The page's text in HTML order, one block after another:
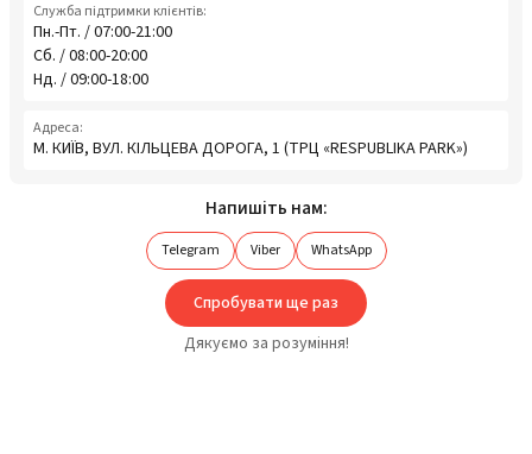
Служба підтримки клієнтів:
Пн.-Пт. / 07:00-21:00
Сб. / 08:00-20:00
Нд. / 09:00-18:00
Адреса:
М. КИЇВ, ВУЛ. КІЛЬЦЕВА ДОРОГА, 1 (ТРЦ «RESPUBLIKA PARK»)
Напишіть нам:
Telegram Viber WhatsApp
Спробувати ще раз
Дякуємо за розуміння!